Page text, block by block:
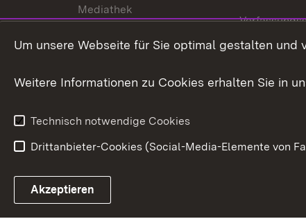
Mediathek
Publikationen
Datenschutz
Link zum Landesportal
Um unsere Webseite für Sie optimal gestalten und
Weitere Informationen zu Cookies erhalten Sie in
Technisch notwendige Cookies
Drittanbieter-Cookies (Social-Media-Elemente von
Akzeptieren